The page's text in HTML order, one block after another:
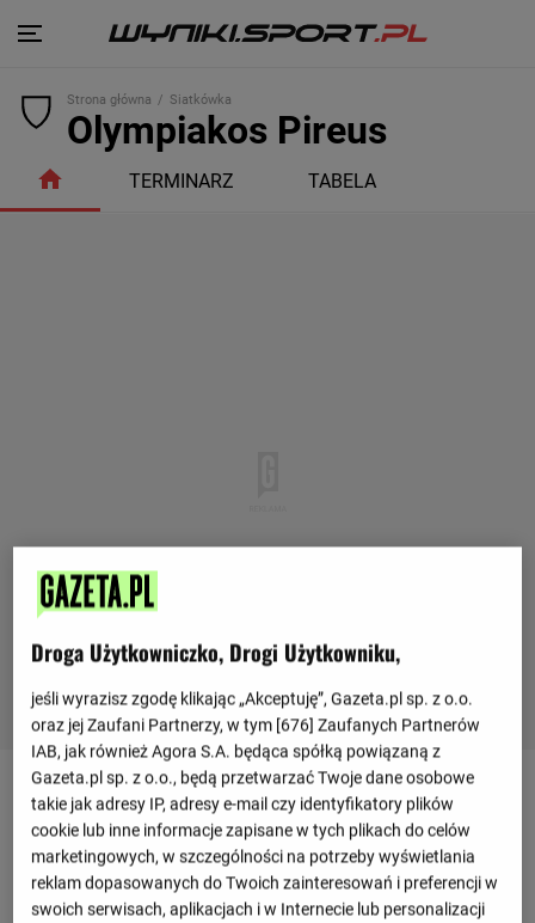
Strona główna Siatkówka
Olympiakos Pireus
TERMINARZ TABELA
Przepraszamy, brak danych.
Droga Użytkowniczko, Drogi Użytkowniku,
jeśli wyrazisz zgodę klikając „Akceptuję”, Gazeta.pl sp. z o.o.
oraz jej Zaufani Partnerzy, w tym [676] Zaufanych Partnerów
IAB, jak również Agora S.A. będąca spółką powiązaną z
Gazeta.pl sp. z o.o., będą przetwarzać Twoje dane osobowe
takie jak adresy IP, adresy e-mail czy identyfikatory plików
cookie lub inne informacje zapisane w tych plikach do celów
marketingowych, w szczególności na potrzeby wyświetlania
reklam dopasowanych do Twoich zainteresowań i preferencji w
swoich serwisach, aplikacjach i w Internecie lub personalizacji